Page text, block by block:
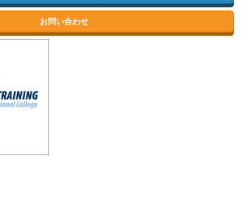
お問い合わせ